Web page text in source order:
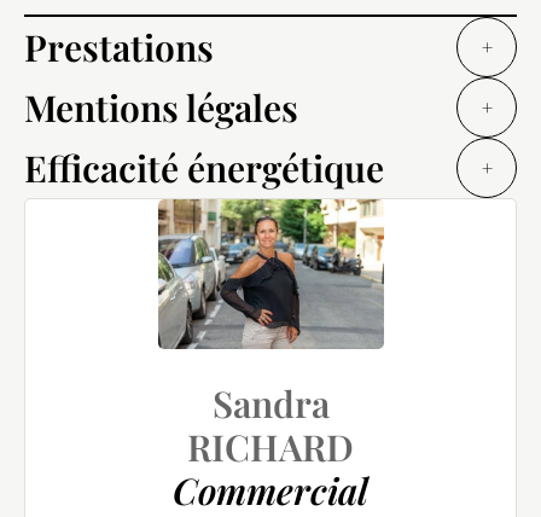
Prestations +
Mentions légales +
Efficacité énergétique +
Sandra
RICHARD
Commercial